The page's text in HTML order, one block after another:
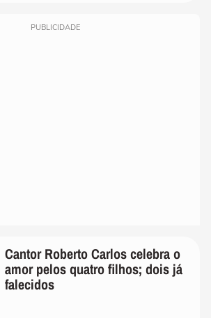
PUBLICIDADE
Cantor Roberto Carlos celebra o
amor pelos quatro filhos; dois já
falecidos